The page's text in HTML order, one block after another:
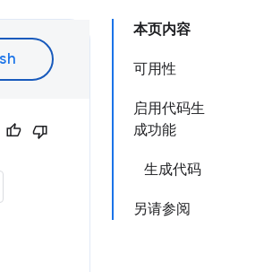
本页内容
可用性
启用代码生
成功能
生成代码
另请参阅